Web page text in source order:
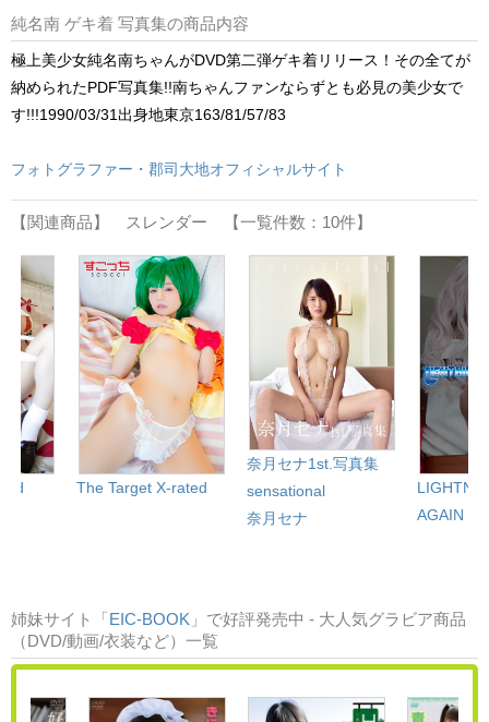
純名南 ゲキ着 写真集の商品内容
極上美少女純名南ちゃんがDVD第二弾ゲキ着リリース！その全てが
納められたPDF写真集!!南ちゃんファンならずとも必見の美少女で
す!!!1990/03/31出身地東京163/81/57/83
フォトグラファー・郡司大地オフィシャルサイト
【関連商品】 スレンダー 【一覧件数：10件】
The Target X-rated
奈月セナ1st.写真集
sensational
奈月セナ
AGAIN
姉妹サイト「EIC-BOOK 」で好評発売中 - 大人気グラビア商品
（DVD/動画/衣装など）一覧